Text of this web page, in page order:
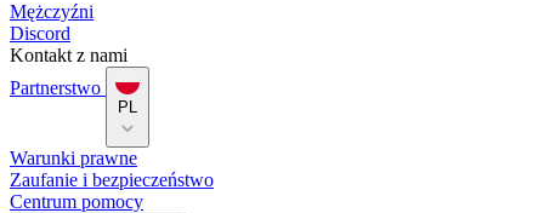
Mężczyźni
Discord
Kontakt z nami
Partnerstwo
PL
Warunki prawne
Zaufanie i bezpieczeństwo
Centrum pomocy